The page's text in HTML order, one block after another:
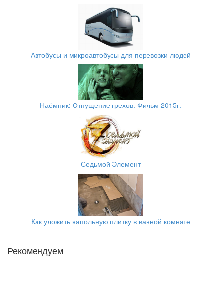
Автобусы и микроавтобусы для перевозки людей
Наёмник: Отпущение грехов. Фильм 2015г.
Седьмой Элемент
Как уложить напольную плитку в ванной комнате
Рекомендуем